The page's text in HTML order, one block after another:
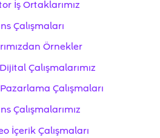
İş Ortaklarımız
Çalışmaları
Örnekler
Çalışmalarımız
Çalışmaları
Çalışmalarımız
İçerik Çalışmaları